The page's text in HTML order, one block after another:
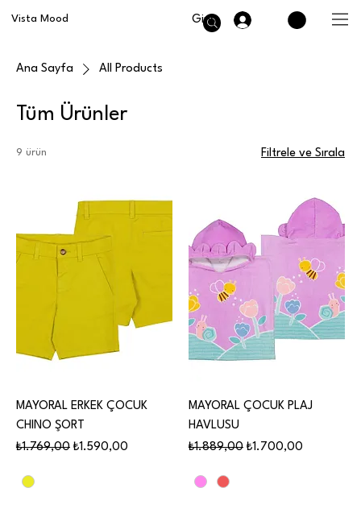
Vista Mood Giriş
Ana Sayfa All Products
Tüm Ürünler
9 ürün Filtrele ve Sırala
MAYORAL ERKEK ÇOCUK
CHINO ŞORT
Normal Fiyat
₺1.769,00 İndirimli Fiyat
₺1.590,00
MAYORAL ÇOCUK PLAJ
HAVLUSU
Normal Fiyat
₺1.889,00 İndirimli Fiyat
₺1.700,00